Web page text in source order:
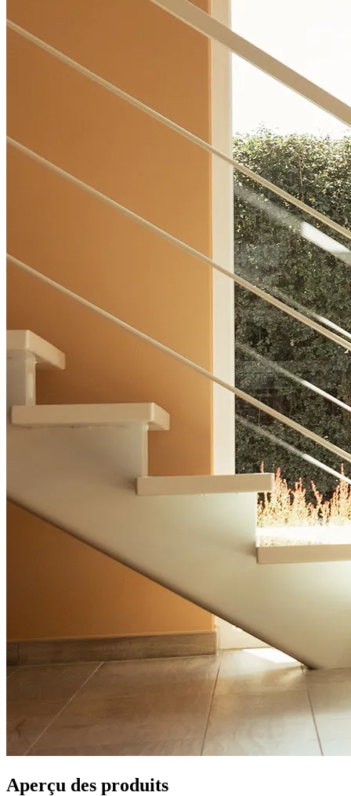
Aperçu des produits